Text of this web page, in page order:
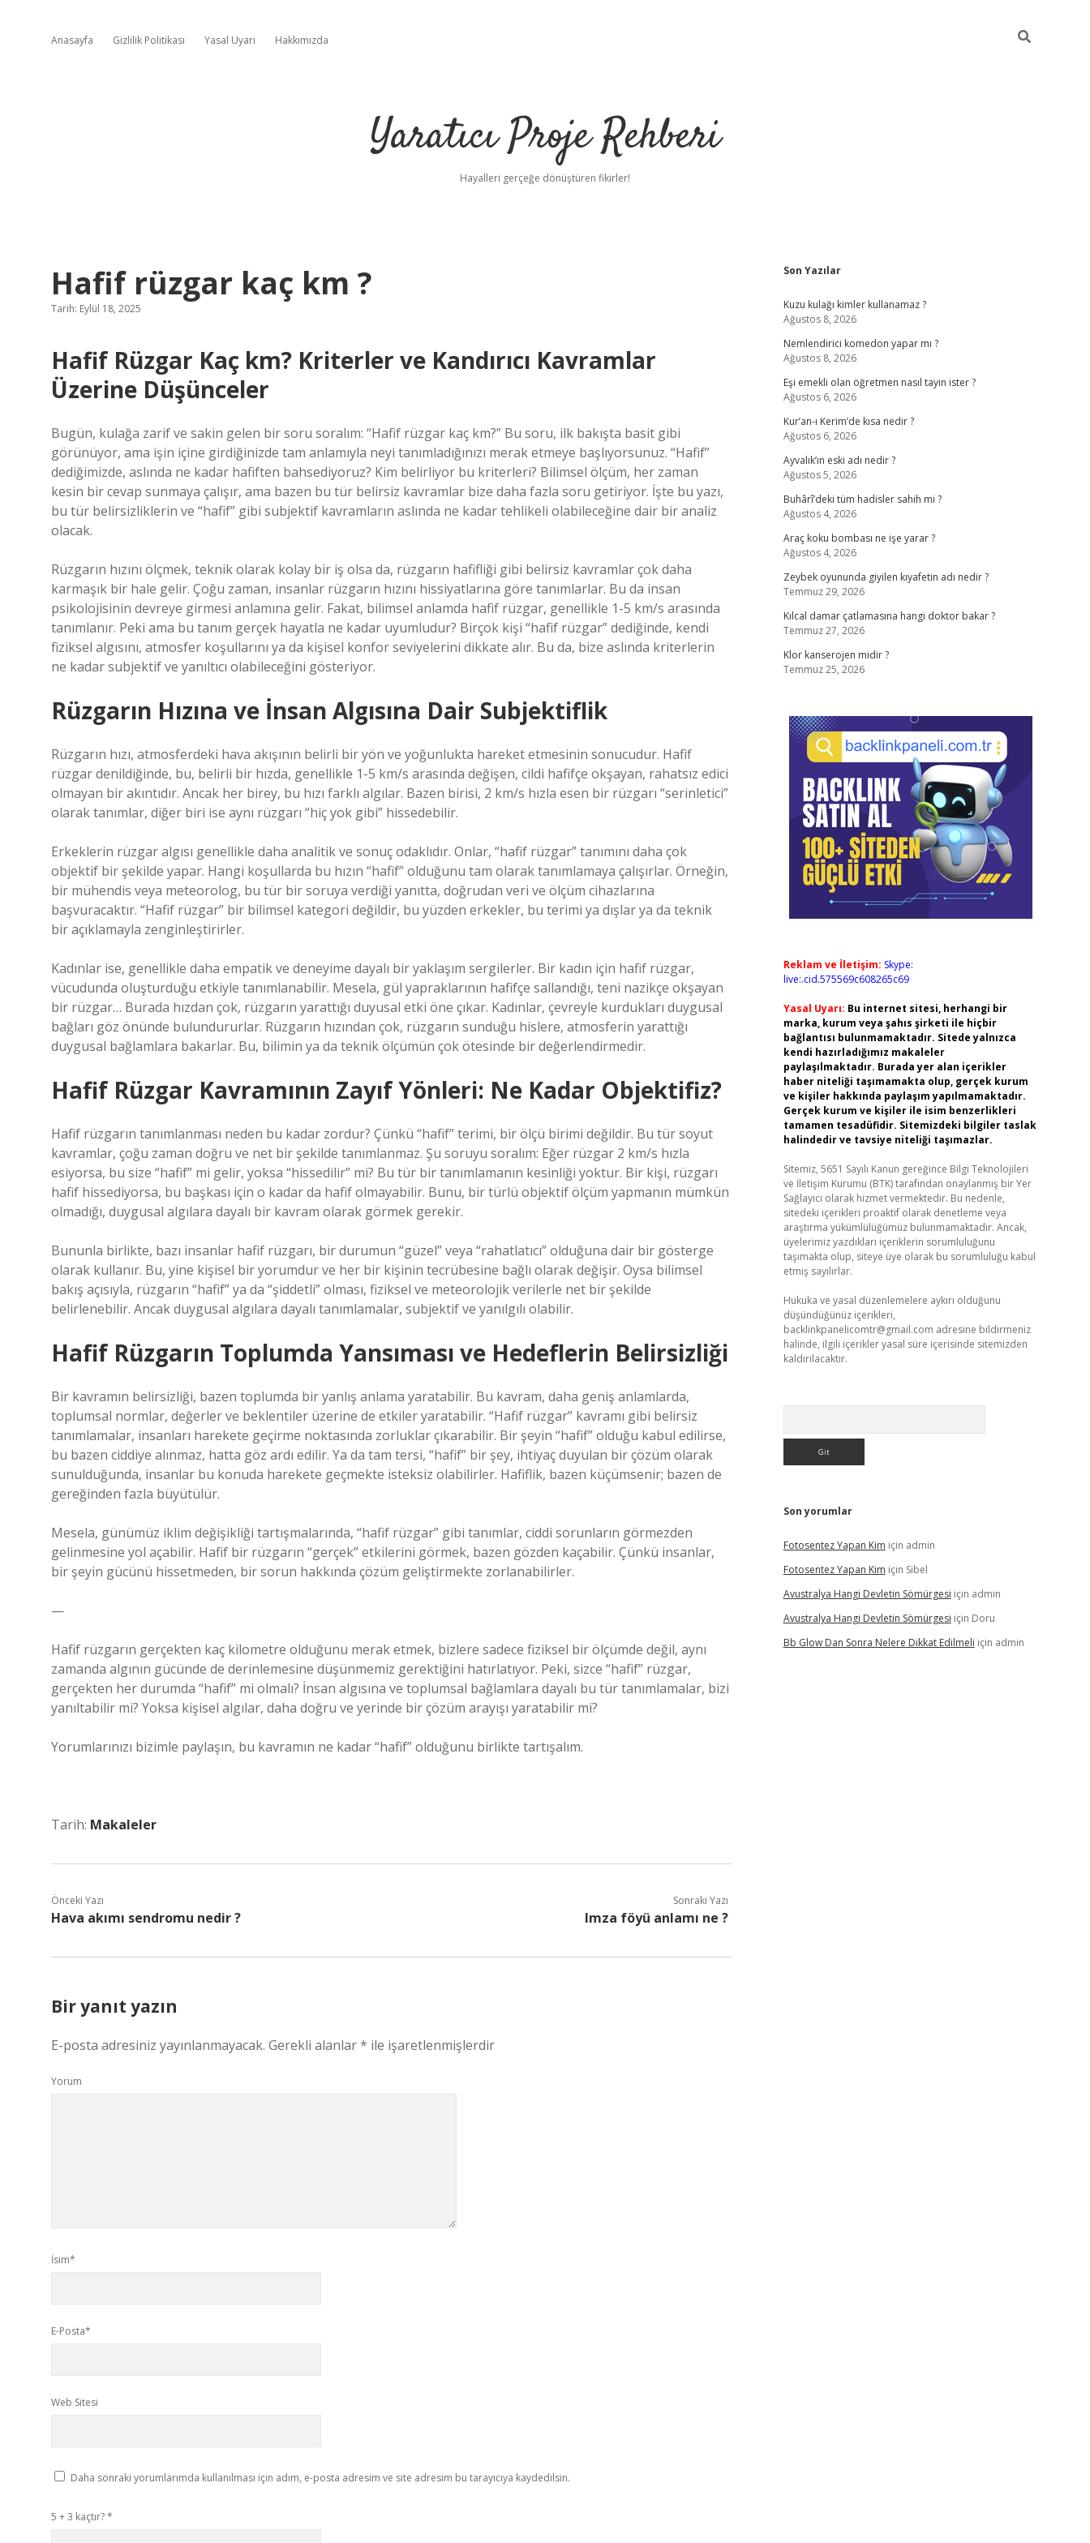
Anasayfa Gizlilik Politikası Yasal Uyarı Hakkımızda
Yaratıcı Proje Rehberi
Hayalleri gerçeğe dönüştüren fikirler!
Hafif rüzgar kaç km ?
Tarih: Eylül 18, 2025
Hafif Rüzgar Kaç km? Kriterler ve Kandırıcı Kavramlar
Üzerine Düşünceler
Bugün, kulağa zarif ve sakin gelen bir soru soralım: “Hafif rüzgar kaç km?” Bu soru, ilk bakışta basit gibi
görünüyor, ama işin içine girdiğinizde tam anlamıyla neyi tanımladığınızı merak etmeye başlıyorsunuz. “Hafif”
dediğimizde, aslında ne kadar hafiften bahsediyoruz? Kim belirliyor bu kriterleri? Bilimsel ölçüm, her zaman
kesin bir cevap sunmaya çalışır, ama bazen bu tür belirsiz kavramlar bize daha fazla soru getiriyor. İşte bu yazı,
bu tür belirsizliklerin ve “hafif” gibi subjektif kavramların aslında ne kadar tehlikeli olabileceğine dair bir analiz
olacak.
Rüzgarın hızını ölçmek, teknik olarak kolay bir iş olsa da, rüzgarın hafifliği gibi belirsiz kavramlar çok daha
karmaşık bir hale gelir. Çoğu zaman, insanlar rüzgarın hızını hissiyatlarına göre tanımlarlar. Bu da insan
psikolojisinin devreye girmesi anlamına gelir. Fakat, bilimsel anlamda hafif rüzgar, genellikle 1-5 km/s arasında
tanımlanır. Peki ama bu tanım gerçek hayatla ne kadar uyumludur? Birçok kişi “hafif rüzgar” dediğinde, kendi
fiziksel algısını, atmosfer koşullarını ya da kişisel konfor seviyelerini dikkate alır. Bu da, bize aslında kriterlerin
ne kadar subjektif ve yanıltıcı olabileceğini gösteriyor.
Rüzgarın Hızına ve İnsan Algısına Dair Subjektiflik
Rüzgarın hızı, atmosferdeki hava akışının belirli bir yön ve yoğunlukta hareket etmesinin sonucudur. Hafif
rüzgar denildiğinde, bu, belirli bir hızda, genellikle 1-5 km/s arasında değişen, cildi hafifçe okşayan, rahatsız edici
olmayan bir akıntıdır. Ancak her birey, bu hızı farklı algılar. Bazen birisi, 2 km/s hızla esen bir rüzgarı “serinletici”
olarak tanımlar, diğer biri ise aynı rüzgarı “hiç yok gibi” hissedebilir.
Erkeklerin rüzgar algısı genellikle daha analitik ve sonuç odaklıdır. Onlar, “hafif rüzgar” tanımını daha çok
objektif bir şekilde yapar. Hangi koşullarda bu hızın “hafif” olduğunu tam olarak tanımlamaya çalışırlar. Örneğin,
bir mühendis veya meteorolog, bu tür bir soruya verdiği yanıtta, doğrudan veri ve ölçüm cihazlarına
başvuracaktır. “Hafif rüzgar” bir bilimsel kategori değildir, bu yüzden erkekler, bu terimi ya dışlar ya da teknik
bir açıklamayla zenginleştirirler.
Kadınlar ise, genellikle daha empatik ve deneyime dayalı bir yaklaşım sergilerler. Bir kadın için hafif rüzgar,
vücudunda oluşturduğu etkiyle tanımlanabilir. Mesela, gül yapraklarının hafifçe sallandığı, teni nazikçe okşayan
bir rüzgar… Burada hızdan çok, rüzgarın yarattığı duyusal etki öne çıkar. Kadınlar, çevreyle kurdukları duygusal
bağları göz önünde bulundururlar. Rüzgarın hızından çok, rüzgarın sunduğu hislere, atmosferin yarattığı
duygusal bağlamlara bakarlar. Bu, bilimin ya da teknik ölçümün çok ötesinde bir değerlendirmedir.
Hafif Rüzgar Kavramının Zayıf Yönleri: Ne Kadar Objektifiz?
Hafif rüzgarın tanımlanması neden bu kadar zordur? Çünkü “hafif” terimi, bir ölçü birimi değildir. Bu tür soyut
kavramlar, çoğu zaman doğru ve net bir şekilde tanımlanmaz. Şu soruyu soralım: Eğer rüzgar 2 km/s hızla
esiyorsa, bu size “hafif” mi gelir, yoksa “hissedilir” mi? Bu tür bir tanımlamanın kesinliği yoktur. Bir kişi, rüzgarı
hafif hissediyorsa, bu başkası için o kadar da hafif olmayabilir. Bunu, bir türlü objektif ölçüm yapmanın mümkün
olmadığı, duygusal algılara dayalı bir kavram olarak görmek gerekir.
Bununla birlikte, bazı insanlar hafif rüzgarı, bir durumun “güzel” veya “rahatlatıcı” olduğuna dair bir gösterge
olarak kullanır. Bu, yine kişisel bir yorumdur ve her bir kişinin tecrübesine bağlı olarak değişir. Oysa bilimsel
bakış açısıyla, rüzgarın “hafif” ya da “şiddetli” olması, fiziksel ve meteorolojik verilerle net bir şekilde
belirlenebilir. Ancak duygusal algılara dayalı tanımlamalar, subjektif ve yanılgılı olabilir.
Hafif Rüzgarın Toplumda Yansıması ve Hedeflerin Belirsizliği
Bir kavramın belirsizliği, bazen toplumda bir yanlış anlama yaratabilir. Bu kavram, daha geniş anlamlarda,
toplumsal normlar, değerler ve beklentiler üzerine de etkiler yaratabilir. “Hafif rüzgar” kavramı gibi belirsiz
tanımlamalar, insanları harekete geçirme noktasında zorluklar çıkarabilir. Bir şeyin “hafif” olduğu kabul edilirse,
bu bazen ciddiye alınmaz, hatta göz ardı edilir. Ya da tam tersi, “hafif” bir şey, ihtiyaç duyulan bir çözüm olarak
sunulduğunda, insanlar bu konuda harekete geçmekte isteksiz olabilirler. Hafiflik, bazen küçümsenir; bazen de
gereğinden fazla büyütülür.
Mesela, günümüz iklim değişikliği tartışmalarında, “hafif rüzgar” gibi tanımlar, ciddi sorunların görmezden
gelinmesine yol açabilir. Hafif bir rüzgarın “gerçek” etkilerini görmek, bazen gözden kaçabilir. Çünkü insanlar,
bir şeyin gücünü hissetmeden, bir sorun hakkında çözüm geliştirmekte zorlanabilirler.
—
Hafif rüzgarın gerçekten kaç kilometre olduğunu merak etmek, bizlere sadece fiziksel bir ölçümde değil, aynı
zamanda algının gücünde de derinlemesine düşünmemiz gerektiğini hatırlatıyor. Peki, sizce “hafif” rüzgar,
gerçekten her durumda “hafif” mi olmalı? İnsan algısına ve toplumsal bağlamlara dayalı bu tür tanımlamalar, bizi
yanıltabilir mi? Yoksa kişisel algılar, daha doğru ve yerinde bir çözüm arayışı yaratabilir mi?
Yorumlarınızı bizimle paylaşın, bu kavramın ne kadar “hafif” olduğunu birlikte tartışalım.
Tarih: Makaleler
Önceki Yazı
Hava akımı sendromu nedir ?
Sonraki Yazı
Imza föyü anlamı ne ?
Bir yanıt yazın
E-posta adresiniz yayınlanmayacak. Gerekli alanlar* ile işaretlenmişlerdir
Yorum
İsim*
E-Posta*
Web Sitesi
Daha sonraki yorumlarımda kullanılması için adım, e-posta adresim ve site adresim bu tarayıcıya kaydedilsin.
5 + 3 kaçtır?*
Sidebar
Son Yazılar
Kuzu kulağı kimler kullanamaz ?
Ağustos 8, 2026
Nemlendirici komedon yapar mı ?
Ağustos 8, 2026
Eşi emekli olan öğretmen nasıl tayin ister ?
Ağustos 6, 2026
Kur’an-ı Kerim’de kısa nedir ?
Ağustos 6, 2026
Ayvalık’ın eski adı nedir ?
Ağustos 5, 2026
Buhârî’deki tüm hadisler sahih mi ?
Ağustos 4, 2026
Araç koku bombası ne işe yarar ?
Ağustos 4, 2026
Zeybek oyununda giyilen kıyafetin adı nedir ?
Temmuz 29, 2026
Kılcal damar çatlamasına hangi doktor bakar ?
Temmuz 27, 2026
Klor kanserojen midir ?
Temmuz 25, 2026
Reklam ve İletişim: Skype:
live:.cid.575569c608265c69
Yasal Uyarı: Bu internet sitesi, herhangi bir
marka, kurum veya şahıs şirketi ile hiçbir
bağlantısı bulunmamaktadır. Sitede yalnızca
kendi hazırladığımız makaleler
paylaşılmaktadır. Burada yer alan içerikler
haber niteliği taşımamakta olup, gerçek kurum
ve kişiler hakkında paylaşım yapılmamaktadır.
Gerçek kurum ve kişiler ile isim benzerlikleri
tamamen tesadüfidir. Sitemizdeki bilgiler taslak
halindedir ve tavsiye niteliği taşımazlar.
Sitemiz, 5651 Sayılı Kanun gereğince Bilgi Teknolojileri
ve İletişim Kurumu (BTK) tarafından onaylanmış bir Yer
Sağlayıcı olarak hizmet vermektedir. Bu nedenle,
sitedeki içerikleri proaktif olarak denetleme veya
araştırma yükümlülüğümüz bulunmamaktadır. Ancak,
üyelerimiz yazdıkları içeriklerin sorumluluğunu
taşımakta olup, siteye üye olarak bu sorumluluğu kabul
etmiş sayılırlar.
Hukuka ve yasal düzenlemelere aykırı olduğunu
düşündüğünüz içerikleri,
backlinkpanelicomtr@gmail.com adresine bildirmeniz
halinde, ilgili içerikler yasal süre içerisinde sitemizden
kaldırılacaktır.
Son yorumlar
Fotosentez Yapan Kim için admin
Fotosentez Yapan Kim için Sibel
Avustralya Hangi Devletin Sömürgesi için admin
Avustralya Hangi Devletin Sömürgesi için Doru
Bb Glow Dan Sonra Nelere Dikkat Edilmeli için admin